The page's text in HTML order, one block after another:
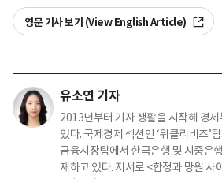
영문 기사 보기 (View English Article)
유소연 기자
2013년부터 기자 생활을 시작해 경
있다. 국제경제 섹션인 ‘위클리비즈’
금융시장팀에서 한국은행 및 시중은
재하고 있다. 저서로 <합정과 망원 사